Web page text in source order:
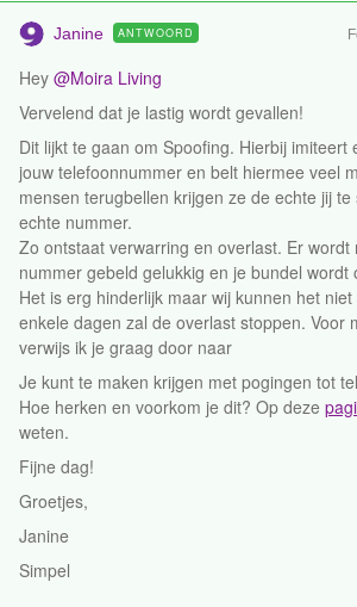
Janine ANTWOORD
Hey @Moira Living
Vervelend dat je lastig wordt gevallen!
Dit lijkt te gaan om Spoofing. Hierbij imiteert
jouw telefoonnummer en belt hiermee veel
mensen terugbellen krijgen ze de echte jij
echte nummer.
Zo ontstaat verwarring en overlast. Er wordt
nummer gebeld gelukkig en je bundel wordt
Het is erg hinderlijk maar wij kunnen het
enkele dagen zal de overlast stoppen. Voor
verwijs ik je graag door naar
Je kunt te maken krijgen met pogingen tot
Hoe herken en voorkom je dit? Op deze
weten.
Fijne dag!
Groetjes,
Janine
Simpel